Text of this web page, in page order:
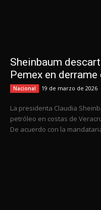
Sheinbaum
Pemex en
Nacional 19 de marzo de 2026
La presidenta Claudia
petróleo en costas de
De acuerdo con la